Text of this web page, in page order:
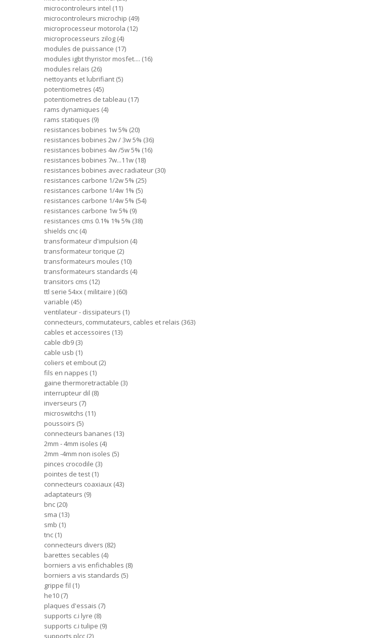
microcontroleurs intel 11
microcontroleurs microchip 49
microprocesseur motorola 12
microprocesseurs zilog 4
modules de puissance 17
modules igbt thyristor mosfet.... 16
modules relais 26
nettoyants et lubrifiant 5
potentiometres 45
potentiometres de tableau 17
rams dynamiques 4
rams statiques 9
resistances bobines 1w 5% 20
resistances bobines 2w / 3w 5% 36
resistances bobines 4w /5w 5% 16
resistances bobines 7w...11w 18
resistances bobines avec radiateur 30
resistances carbone 1/2w 5% 25
resistances carbone 1/4w 1% 5
resistances carbone 1/4w 5% 54
resistances carbone 1w 5% 9
resistances cms 0.1% 1% 5% 38
shields cnc 4
transformateur d'impulsion 4
transformateur torique 2
transformateurs moules 10
transformateurs standards 4
transitors cms 12
ttl serie 54xx ( militaire ) 60
variable 45
ventilateur - dissipateurs 1
connecteurs, commutateurs, cables et relais 363
cables et accessoires 13
cable db9 3
cable usb 1
coliers et embout 2
fils en nappes 1
gaine thermoretractable 3
interrupteur dil 8
inverseurs 7
microswitchs 11
poussoirs 5
connecteurs bananes 13
2mm - 4mm isoles 4
2mm -4mm non isoles 5
pinces crocodile 3
pointes de test 1
connecteurs coaxiaux 43
adaptateurs 9
bnc 20
sma 13
smb 1
tnc 1
connecteurs divers 82
barettes secables 4
borniers a vis enfichables 8
borniers a vis standards 5
grippe fil 1
he10 7
plaques d'essais 7
supports c.i lyre 8
supports c.i tulipe 9
supports plcc 2